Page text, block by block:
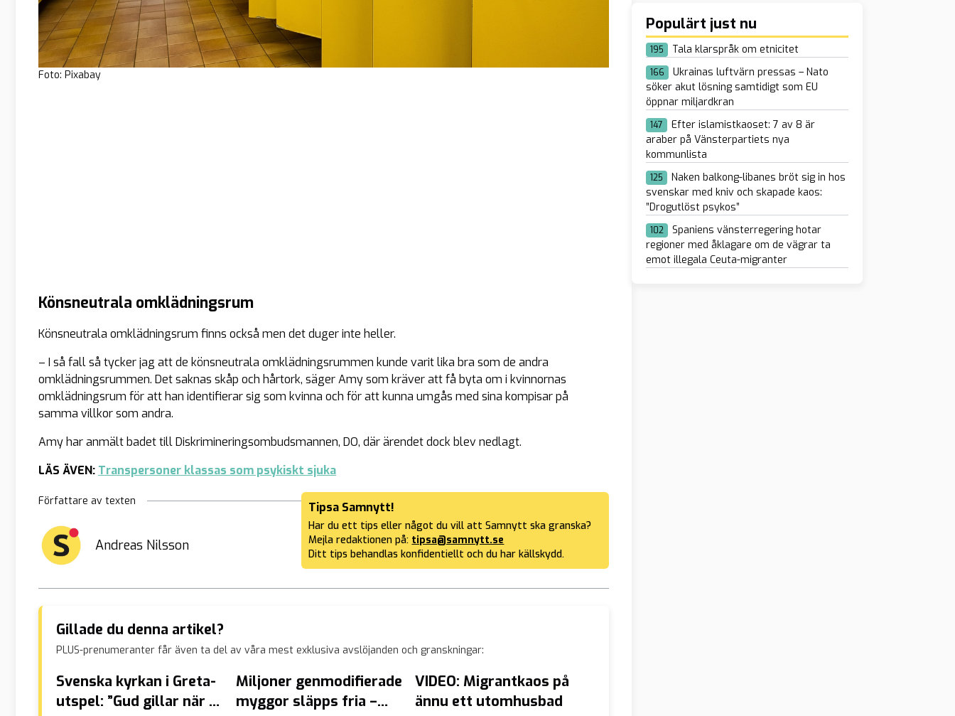
Foto: Pixabay
Könsneutrala omklädningsrum
Könsneutrala omklädningsrum finns också men det duger inte heller.
– I så fall så tycker jag att de könsneutrala omklädningsrummen kunde varit lika bra som de andra
omklädningsrummen. Det saknas skåp och hårtork, säger Amy som kräver att få byta om i kvinnornas
omklädningsrum för att han identifierar sig som kvinna och för att kunna umgås med sina kompisar på
samma villkor som andra.
Amy har anmält badet till Diskrimineringsombudsmannen, DO, där ärendet dock blev nedlagt.
LÄS ÄVEN: Transpersoner klassas som psykiskt sjuka
Författare av texten
Andreas Nilsson
Tipsa Samnytt!
Har du ett tips eller något du vill att Samnytt ska granska?
Mejla redaktionen på: tipsa@samnytt.se
Ditt tips behandlas konfidentiellt och du har källskydd.
Gillade du denna artikel?
PLUS-prenumeranter får även ta del av våra mest exklusiva avslöjanden och granskningar:
Svenska kyrkan i Greta-
utspel: ”Gud gillar när vi
Miljoner genmodifierade
myggor släpps fria –
VIDEO: Migrantkaos på
ännu ett utomhusbad
Populärt just nu
195 Tala klarspråk om etnicitet
166
Ukrainas luftvärn pressas – Nato
söker akut lösning samtidigt som EU
öppnar miljardkran
147
Efter islamistkaoset: 7 av 8 är
araber på Vänsterpartiets nya
kommunlista
125
Naken balkong-libanes bröt sig in hos
svenskar med kniv och skapade kaos:
”Drogutlöst psykos”
102
Spaniens vänsterregering hotar
regioner med åklagare om de vägrar ta
emot illegala Ceuta-migranter